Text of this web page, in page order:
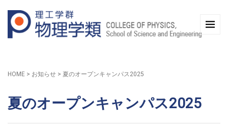
HOME > お知らせ > 夏のオープンキャンパス2025
夏のオープンキャンパス2025